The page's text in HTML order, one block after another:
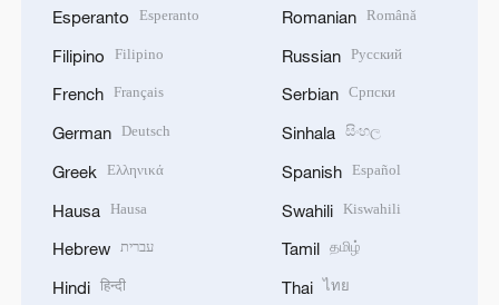
Esperanto Esperanto
Filipino Filipino
French Français
German Deutsch
Greek Ελληνικά
Hausa Hausa
Hebrew עברית
Hindi हिन्दी
Romanian Română
Russian Русский
Serbian Српски
Sinhala සිංහල
Spanish Español
Swahili Kiswahili
Tamil தமிழ்
Thai ไทย